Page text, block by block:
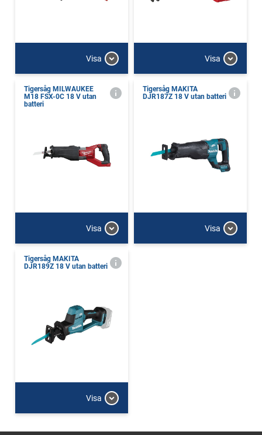
Visa Visa
Tigersåg MILWAUKEE
M18 FSX-0C 18 V utan
batteri
Visa
Tigersåg MAKITA
DJR187Z 18 V utan batteri
Visa
Tigersåg MAKITA
DJR189Z 18 V utan batteri
Visa